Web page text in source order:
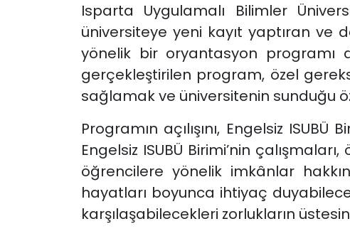
Isparta Uygulamalı Bilimler
üniversiteye yeni kayıt yaptıran ve
yönelik bir oryantasyon programı
gerçekleştirilen program, özel
sağlamak ve üniversitenin sunduğu
Programın açılışını, Engelsiz
Engelsiz ISUBÜ Birimi’nin
öğrencilere yönelik imkânlar
hayatları boyunca ihtiyaç
karşılaşabilecekleri zorlukların